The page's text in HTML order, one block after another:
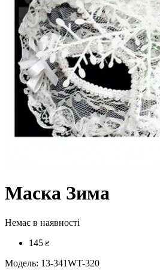
Маска Зима
Немає в наявності
145 ₴
Модель: 13-341WT-320